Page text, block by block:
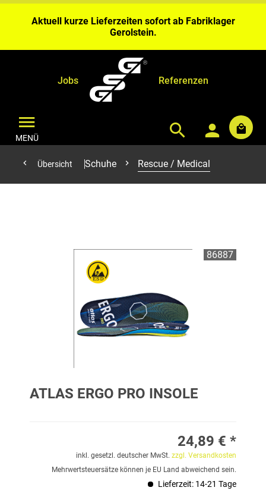
Aktuell kurze Lieferzeiten sofort ab Fabriklager
Gerolstein.
Wochen Bearbeitungszeit ein.
Aktuell kurze Lieferzeiten sofort ab Fabriklager
Gerolstein.
Jobs Referenzen
MENÜ
Übersicht Schuhe Rescue / Medical
86887
ATLAS ERGO PRO INSOLE
24,89 € *
inkl. gesetzl. deutscher MwSt. zzgl. Versandkosten
Mehrwertsteuersätze können je EU Land abweichend sein.
Lieferzeit: 14-21 Tage